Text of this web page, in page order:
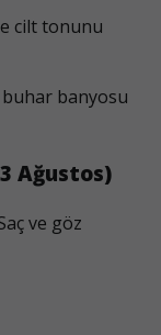
cilt tonunu
banyosu
Ağustos)
ve göz